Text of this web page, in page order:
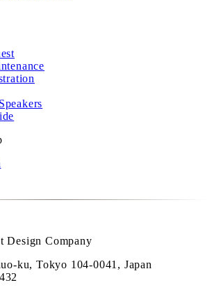
Design Company
ku, Tokyo 104-0041, Japan